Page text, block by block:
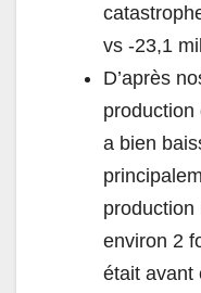
vs -23,1
D’après
production
a bien
production
environ 2
était avant